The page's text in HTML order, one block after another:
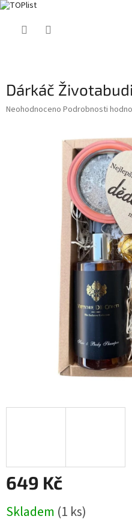
Dárkáč
Průměrné
Neohodnoceno Podrobnosti
649 Kč
cena:
Skladem (1 ks)